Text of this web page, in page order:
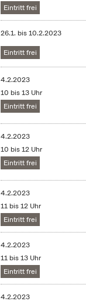
Eintritt frei
26.1. bis10.2.2023
Eintritt frei
4.2.2023
10 bis 13 Uhr
Eintritt frei
4.2.2023
10 bis 12 Uhr
Eintritt frei
4.2.2023
11 bis 12 Uhr
Eintritt frei
4.2.2023
11 bis 13 Uhr
Eintritt frei
4.2.2023